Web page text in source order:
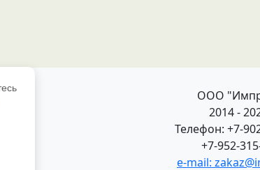
ООО
2014 -
Телефон: +7-
+7-952-
e-mail: